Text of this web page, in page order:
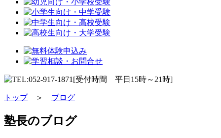
トップ＞ ブログ
塾長のブログ